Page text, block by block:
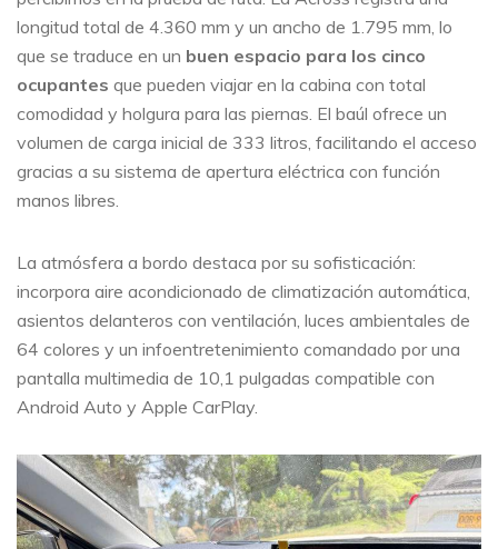
longitud total de 4.360 mm y un ancho de 1.795 mm, lo
que se traduce en un buen espacio para los cinco
ocupantes que pueden viajar en la cabina con total
comodidad y holgura para las piernas. El baúl ofrece un
volumen de carga inicial de 333 litros, facilitando el acceso
gracias a su sistema de apertura eléctrica con función
manos libres.
La atmósfera a bordo destaca por su sofisticación:
incorpora aire acondicionado de climatización automática,
asientos delanteros con ventilación, luces ambientales de
64 colores y un infoentretenimiento comandado por una
pantalla multimedia de 10,1 pulgadas compatible con
Android Auto y Apple CarPlay.